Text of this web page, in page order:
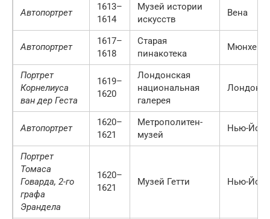
Автопортрет
1613–
1614
Музей истории
искусств
Вена
Автопортрет
1617–
1618
Старая
пинакотека
Мюнхен
Портрет
Корнелиуса
ван дер Геста
1619–
1620
Лондонская
национальная
галерея
Лондон
Автопортрет
1620–
1621
Метрополитен-
музей
Нью-Йорк
Портрет
Томаса
Говарда, 2-го
графа
Эрандела
1620–
1621
Музей Гетти Нью-Йорк